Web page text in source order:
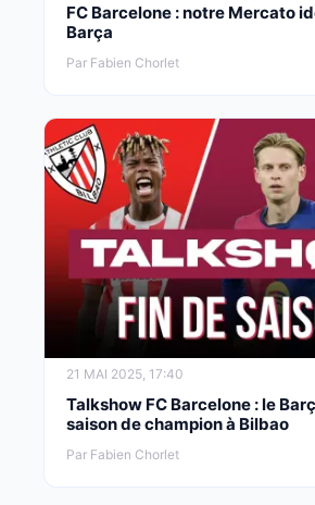
FC Barcelone : notre Mercato
Barça
Par Fabien Chorlet
21 MAI 2025, 17:40
Talkshow FC Barcelone : le
saison de champion à Bilbao
Par Fabien Chorlet